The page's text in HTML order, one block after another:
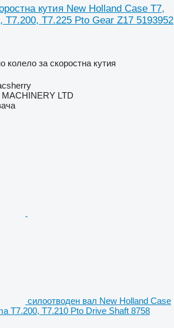
кутия New Holland Case T7,
T7.200, T7.225 Pto Gear Z17 5193952
колело за скоростна кутия
LTD
силоотводен вал New Holland Case
T7.200, T7.210 Pto Drive Shaft 8758